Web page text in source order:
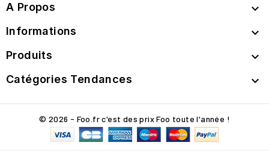
A Propos 
Informations 
Produits 
Catégories Tendances 
© 2026 - Foo.fr c'est des prix Foo toute l'année !